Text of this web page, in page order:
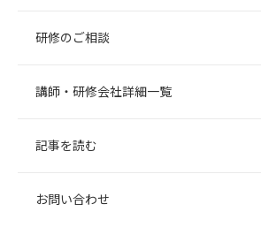
研修のご相談
講師・研修会社詳細一覧
記事を読む
お問い合わせ